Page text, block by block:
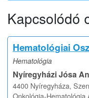
Kapcsolódó
Hematológiai
Hematológia
Nyíregyházi Jósa
4400 Nyíregyháza,